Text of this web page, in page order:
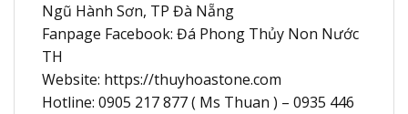
Ngũ Hành Sơn, TP Đà Nẵng
Fanpage Facebook: Đá Phong Thủy Non Nước
TH
Website: https://thuyhoastone.com
Hotline: 0905 217 877 ( Ms Thuan ) – 0935 446